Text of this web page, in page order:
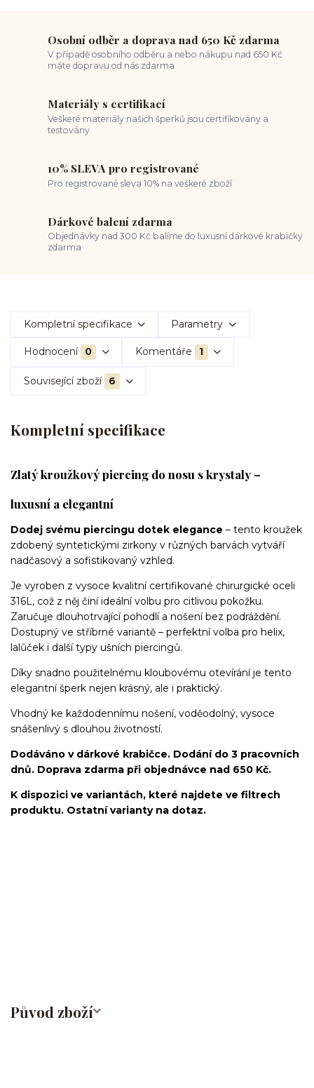
Osobní odběr a doprava nad 650 Kč zdarma
V případě osobního odběru a nebo nákupu nad 650 Kč
máte dopravu od nás zdarma
Materiály s certifikací
Veškeré materiály našich šperků jsou certifikovány a
testovány
10% SLEVA pro registrované
Pro registrované sleva 10% na veškeré zboží
Dárkové balení zdarma
Objednávky nad 300 Kč balíme do luxusní dárkové krabičky
zdarma
Kompletní specifikace Parametry
Hodnocení 0 Komentáře 1
Související zboží 6
Kompletní specifikace
Zlatý kroužkový piercing do nosu s krystaly –
luxusní a elegantní
Dodej svému piercingu dotek elegance – tento kroužek
zdobený syntetickými zirkony v různých barvách vytváří
nadčasový a sofistikovaný vzhled.
Je vyroben z vysoce kvalitní certifikované chirurgické oceli
316L, což z něj činí ideální volbu pro citlivou pokožku.
Zaručuje dlouhotrvající pohodlí a nošení bez podráždění.
Dostupný ve stříbrné variantě – perfektní volba pro helix,
lalůček i další typy ušních piercingů.
Díky snadno použitelnému kloubovému otevírání je tento
elegantní šperk nejen krásný, ale i praktický.
Vhodný ke každodennímu nošení, voděodolný, vysoce
snášenlivý s dlouhou životností.
Dodáváno v dárkové krabičce. Dodání do 3 pracovních
dnů. Doprava zdarma při objednávce nad 650 Kč.
K dispozici ve variantách, které najdete ve filtrech
produktu. Ostatní varianty na dotaz.
Původ zboží